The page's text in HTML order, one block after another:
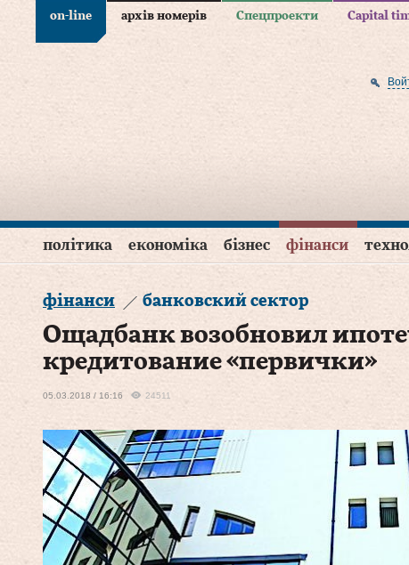
on-line архів номерів Спецпроекти Capital
політика економіка бізнес фінанси
фінанси банковский сектор
Ощадбанк возобновил
кредитование «первички»
05.03.2018 / 16:16 24511